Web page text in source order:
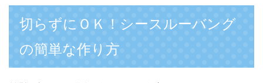
切らずにＯＫ！シースルーバング
の簡単な作り方